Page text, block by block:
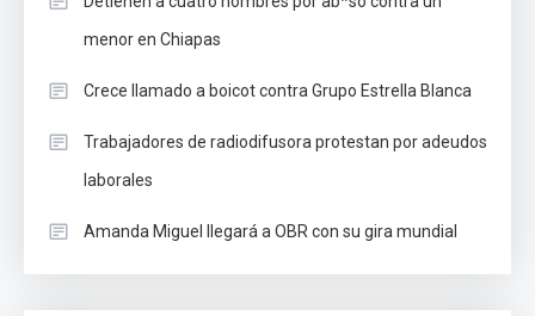
menor en Chiapas
Crece llamado a boicot contra Grupo Estrella Blanca
Trabajadores de radiodifusora protestan por adeudos
laborales
Amanda Miguel llegará a OBR con su gira mundial